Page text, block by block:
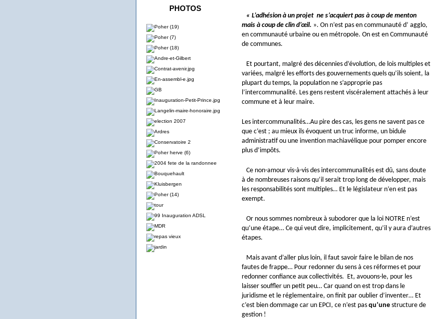
PHOTOS
« L’adhésion à un projet ne s’acquiert pas à coup de menton
mais à coup de clin d’œil. ». On n’est pas en communauté d’ agglo,
en communauté urbaine ou en métropole. On est en Communauté
de communes.
Et pourtant, malgré des décennies d’évolution, de lois multiples et
variées, malgré les efforts des gouvernements quels qu’ils soient, la
plupart du temps, la population ne s’approprie pas
l’intercommunalité. Les gens restent viscéralement attachés à leur
commune et à leur maire.
Les intercommunalités…Au pire des cas, les gens ne savent pas ce
que c’est ; au mieux ils évoquent un truc informe, un bidule
administratif ou une invention machiavélique pour pomper encore
plus d’impôts.
Ce non-amour vis-à-vis des intercommunalités est dû, sans doute
à de nombreuses raisons qu’il serait trop long de développer, mais
les responsabilités sont multiples… Et le législateur n’en est pas
exempt.
Or nous sommes nombreux à subodorer que la loi NOTRE n’est
qu’une étape… Ce qui veut dire, implicitement, qu’il y aura d’autres
étapes.
Mais avant d’aller plus loin, il faut savoir faire le bilan de nos
fautes de frappe… Pour redonner du sens à ces réformes et pour
redonner confiance aux collectivités. Et, avouons-le, pour les
laisser souffler un petit peu… Car quand on est trop dans le
juridisme et le réglementaire, on finit par oublier d’inventer… Et
c’est bien dommage car un EPCI, ce n’est pas qu’une structure de
gestion !